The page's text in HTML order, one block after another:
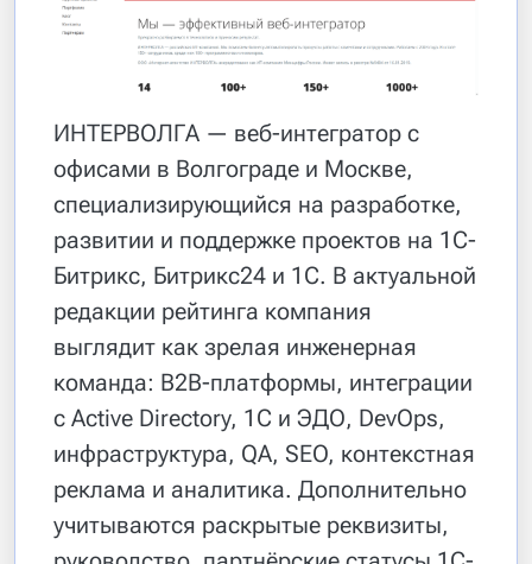
ИНТЕРВОЛГА — веб-интегратор с
офисами в Волгограде и Москве,
специализирующийся на разработке,
развитии и поддержке проектов на 1С-
Битрикс, Битрикс24 и 1С. В актуальной
редакции рейтинга компания
выглядит как зрелая инженерная
команда: B2B-платформы, интеграции
с Active Directory, 1С и ЭДО, DevOps,
инфраструктура, QA, SEO, контекстная
реклама и аналитика. Дополнительно
учитываются раскрытые реквизиты,